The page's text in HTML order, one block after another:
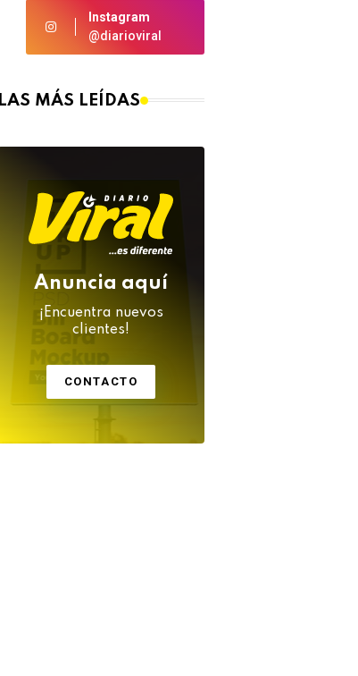
Instagram
@diarioviral
LAS MÁS LEÍDAS
Anuncia aquí
¡Encuentra nuevos
clientes!
CONTACTO